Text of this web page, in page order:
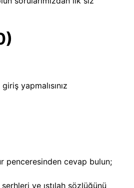
yapmalısınız
penceresinden cevap bulun;
ve ıstılah sözlüğünü